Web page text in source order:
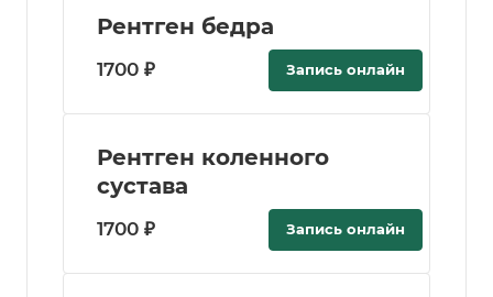
Рентген бедра
1700 ₽ Запись онлайн
Рентген коленного
сустава
1700 ₽ Запись онлайн